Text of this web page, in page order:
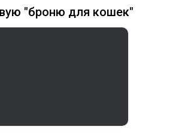
для Crimson Desert
"броню для кошек"